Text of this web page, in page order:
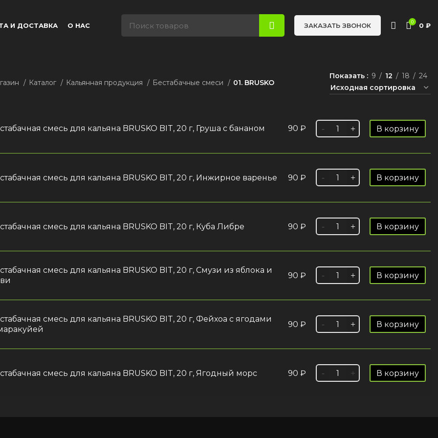
И ДОСТАВКА О НАС ЗАКАЗАТЬ ЗВОНОК 0 0 ₽
Каталог Кальянная продукция Бестабачные смеси 01. BRUSKO
Показать 9 12 18 24
смесь для кальяна BRUSKO BIT, 20 г, Груша с бананом 90 ₽ В корзину
смесь для кальяна BRUSKO BIT, 20 г, Инжирное варенье 90 ₽ В корзину
смесь для кальяна BRUSKO BIT, 20 г, Куба Либре 90 ₽ В корзину
смесь для кальяна BRUSKO BIT, 20 г, Смузи из яблока и
90 ₽ В корзину
смесь для кальяна BRUSKO BIT, 20 г, Фейхоа с ягодами
90 ₽ В корзину
смесь для кальяна BRUSKO BIT, 20 г, Ягодный морс 90 ₽ В корзину